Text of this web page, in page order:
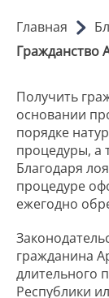
Главная
Гражданство
Получить
основании
порядке
процедуры, а
Благодаря
процедуре
ежегодно
гражданина
длительного
Республики